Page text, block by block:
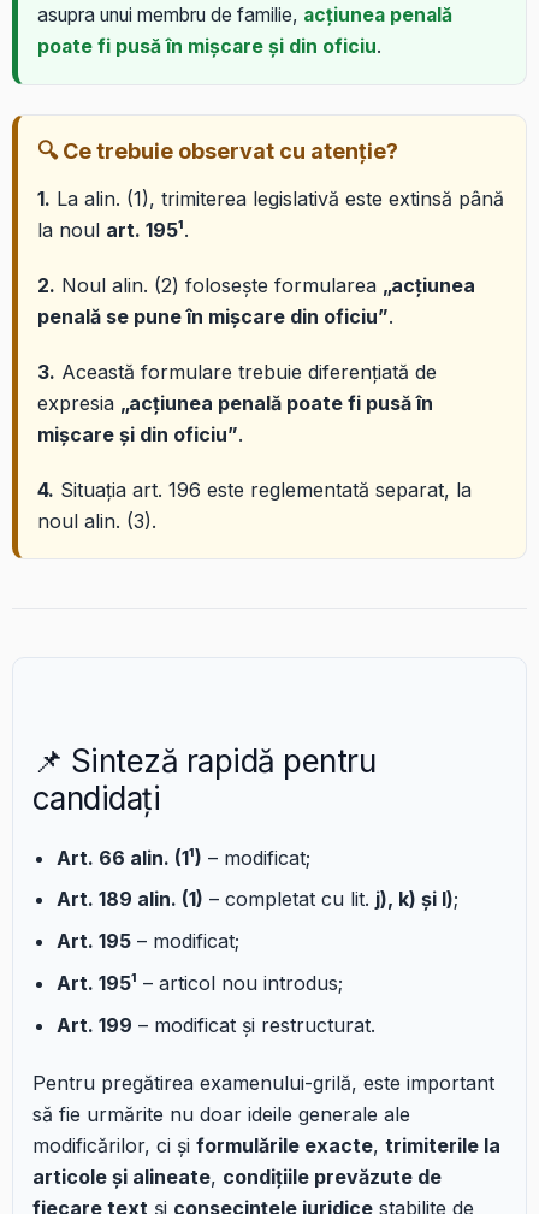
asupra unui membru de familie, acțiunea penală
poate fi pusă în mișcare și din oficiu.
🔍 Ce trebuie observat cu atenție?
1. La alin. (1), trimiterea legislativă este extinsă până
la noul art. 195¹.
2. Noul alin. (2) folosește formularea „acțiunea
penală se pune în mișcare din oficiu”.
3. Această formulare trebuie diferențiată de
expresia „acțiunea penală poate fi pusă în
mișcare și din oficiu”.
4. Situația art. 196 este reglementată separat, la
noul alin. (3).
📌 Sinteză rapidă pentru
candidați
Art. 66 alin. (1¹) – modificat;
Art. 189 alin. (1) – completat cu lit. j), k) și l);
Art. 195 – modificat;
Art. 195¹ – articol nou introdus;
Art. 199 – modificat și restructurat.
Pentru pregătirea examenului-grilă, este important
să fie urmărite nu doar ideile generale ale
modificărilor, ci și formulările exacte, trimiterile la
articole și alineate, condițiile prevăzute de
fiecare text și consecințele juridice stabilite de